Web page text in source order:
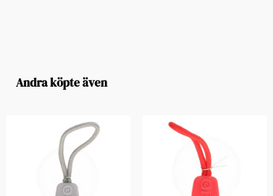
Andra köpte även